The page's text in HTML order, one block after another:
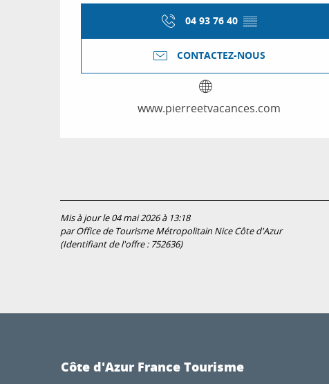
04 93 76 40 ▒▒
CONTACTEZ-NOUS
www.pierreetvacances.com
Mis à jour le 04 mai 2026 à 13:18
par Office de Tourisme Métropolitain Nice Côte d'Azur
(Identifiant de l'offre : 752636)
Côte d'Azur France Tourisme